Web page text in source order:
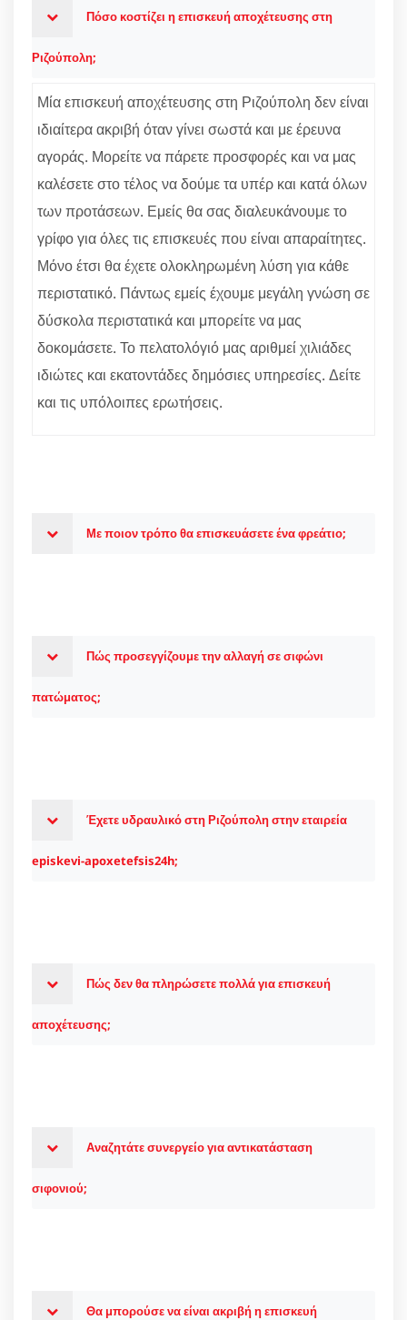
Πόσο κοστίζει η επισκευή αποχέτευσης στη
Ριζούπολη;
Μία επισκευή αποχέτευσης στη Ριζούπολη δεν είναι
ιδιαίτερα ακριβή όταν γίνει σωστά και με έρευνα
αγοράς. Μορείτε να πάρετε προσφορές και να μας
καλέσετε στο τέλος να δούμε τα υπέρ και κατά όλων
των προτάσεων. Εμείς θα σας διαλευκάνουμε το
γρίφο για όλες τις επισκευές που είναι απαραίτητες.
Μόνο έτσι θα έχετε ολοκληρωμένη λύση για κάθε
περιστατικό. Πάντως εμείς έχουμε μεγάλη γνώση σε
δύσκολα περιστατικά και μπορείτε να μας
δοκομάσετε. Το πελατολόγιό μας αριθμεί χιλιάδες
ιδιώτες και εκατοντάδες δημόσιες υπηρεσίες. Δείτε
και τις υπόλοιπες ερωτήσεις.
Με ποιον τρόπο θα επισκευάσετε ένα φρεάτιο;
Πώς προσεγγίζουμε την αλλαγή σε σιφώνι
πατώματος;
Έχετε υδραυλικό στη Ριζούπολη στην εταιρεία
episkevi-apoxetefsis24h;
Πώς δεν θα πληρώσετε πολλά για επισκευή
αποχέτευσης;
Αναζητάτε συνεργείο για αντικατάσταση
σιφονιού;
Θα μπορούσε να είναι ακριβή η επισκευή